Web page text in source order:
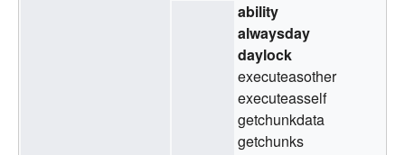
ability
alwaysday
daylock
executeasother
executeasself
getchunkdata
getchunks